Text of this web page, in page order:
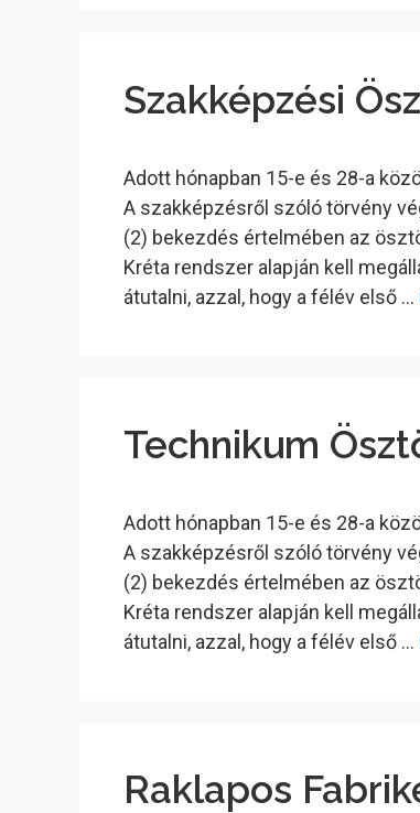
Szakképzési
Adott hónapban 15-e és 28-a
A szakképzésről szóló törvény
(2) bekezdés értelmében az
Kréta rendszer alapján kell
átutalni, azzal, hogy a félév első …
Technikum
Adott hónapban 15-e és 28-a
A szakképzésről szóló törvény
(2) bekezdés értelmében az
Kréta rendszer alapján kell
átutalni, azzal, hogy a félév első …
Raklapos